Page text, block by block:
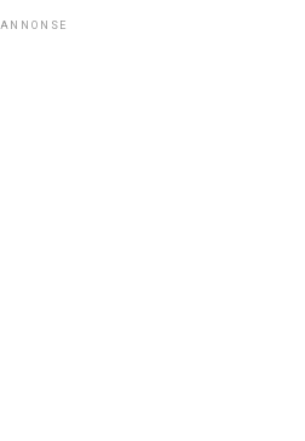
ANNONSE